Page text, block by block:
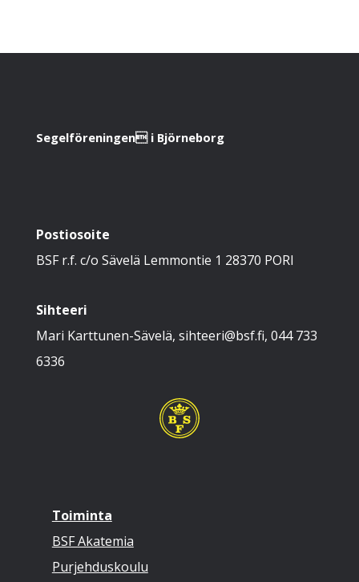
Segelföreningen i Björneborg
Postiosoite
BSF r.f. c/o Sävelä Lemmontie 1 28370 PORI
Sihteeri
Mari Karttunen-Sävelä, sihteeri@bsf.fi, 044 733
6336
Toiminta
BSF Akatemia
Purjehduskoulu